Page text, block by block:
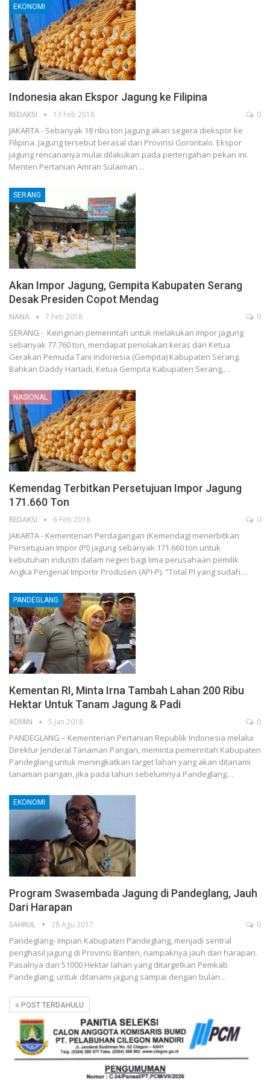
EKONOMI
Indonesia akan Ekspor Jagung ke Filipina
REDAKSI 13 Feb 2018 0
JAKARTA - Sebanyak 18 ribu ton Jagung akan segera diekspor ke
Filipina. Jagung tersebut berasal dari Provinsi Gorontalo. Ekspor
jagung rencananya mulai dilakukan pada pertengahan pekan ini.
Menteri Pertanian Amran Sulaiman…
SERANG
Akan Impor Jagung, Gempita Kabupaten Serang
Desak Presiden Copot Mendag
NANA 7 Feb 2018 0
SERANG - Keinginan pemerintah untuk melakukan impor jagung
sebanyak 77.760 ton, mendapat penolakan keras dari Ketua
Gerakan Pemuda Tani Indonesia (Gempita) Kabupaten Serang.
Bahkan Daddy Hartadi, Ketua Gempita Kabupaten Serang,…
NASIONAL
Kemendag Terbitkan Persetujuan Impor Jagung
171.660 Ton
REDAKSI 6 Feb 2018 0
JAKARTA - Kementerian Perdagangan (Kemendag) menerbitkan
Persetujuan Impor (PI) jagung sebanyak 171.660 ton untuk
kebutuhan industri dalam negeri bagi lima perusahaan pemilik
Angka Pengenal Importir Produsen (API-P). "Total PI yang sudah…
PANDEGLANG
Kementan RI, Minta Irna Tambah Lahan 200 Ribu
Hektar Untuk Tanam Jagung & Padi
ADMIN 5 Jan 2018 0
PANDEGLANG – Kementerian Pertanian Republik Indonesia melalui
Direktur Jenderal Tanaman Pangan, meminta pemerintah Kabupaten
Pandeglang untuk meningkatkan target lahan yang akan ditanami
tanaman pangan, jika pada tahun sebelumnya Pandeglang…
EKONOMI
Program Swasembada Jagung di Pandeglang, Jauh
Dari Harapan
SAHRUL 28 Agu 2017 0
Pandeglang- Impian Kabupaten Pandeglang, menjadi sentral
penghasil jagung di Provinsi Banten, nampaknya jauh dari harapan.
Pasalnya dari 51000 Hektar lahan yang ditargetkan Pemkab
Pandeglang, untuk ditanami jagung sampai dengan bulan…
POST TERDAHULU